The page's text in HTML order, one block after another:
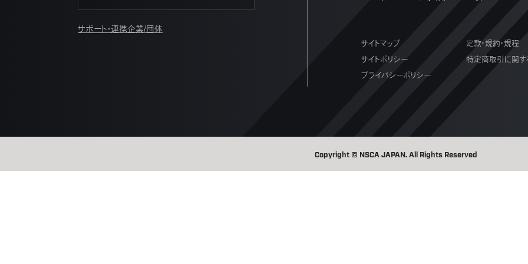
サポート・連携企業/団体
サイトマップ
サイトポリシー
プライバシーポリシー
定款・規約・規程
特定商取引に関す
Copyright © NSCA JAPAN. All Rights Reserved